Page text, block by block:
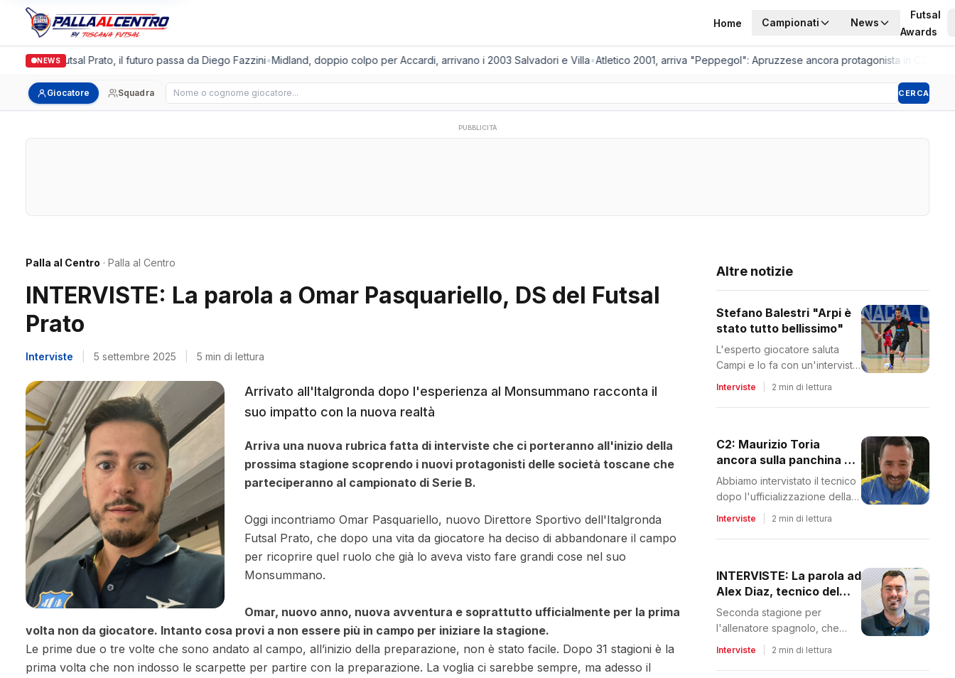
Home Campionati News
Futsal
Awards
NEWSFutsal Prato, il futuro passa da Diego Fazzini•Midland, doppio colpo per Accardi, arrivano i 2003 Salvadori e Villa•Atletico 2001, arriva "Peppegol": Apruzzese ancora protagonista in C2
Giocatore Squadra Cerca giocatore CERCA
PUBBLICITÀ
Palla al Centro · Palla al Centro
INTERVISTE: La parola a Omar Pasquariello, DS del Futsal
Prato
Interviste 5 settembre 2025 5 min di lettura
Arrivato all'Italgronda dopo l'esperienza al Monsummano racconta il
suo impatto con la nuova realtà
Arriva una nuova rubrica fatta di interviste che ci porteranno all'inizio della
prossima stagione scoprendo i nuovi protagonisti delle società toscane che
parteciperanno al campionato di Serie B.
Oggi incontriamo Omar Pasquariello, nuovo Direttore Sportivo dell'Italgronda
Futsal Prato, che dopo una vita da giocatore ha deciso di abbandonare il campo
per ricoprire quel ruolo che già lo aveva visto fare grandi cose nel suo
Monsummano.
Omar, nuovo anno, nuova avventura e soprattutto ufficialmente per la prima
volta non da giocatore. Intanto cosa provi a non essere più in campo per iniziare la stagione.
Le prime due o tre volte che sono andato al campo, all’inizio della preparazione, non è stato facile. Dopo 31 stagioni è la
prima volta che non indosso le scarpette per partire con la preparazione. La voglia ci sarebbe sempre, ma adesso il
Altre notizie
Stefano Balestri "Arpi è
stato tutto bellissimo"
L'esperto giocatore saluta
Campi e lo fa con un'intervista
a cuore aperto
Interviste 2 min di lettura
C2: Maurizio Toria
ancora sulla panchina del
Fiordaliso
Abbiamo intervistato il tecnico
dopo l'ufficializzazione della
Interviste 2 min di lettura
INTERVISTE: La parola ad
Alex Diaz, tecnico del
Livorno 9 Boca
Seconda stagione per
l'allenatore spagnolo, che
stavolta potrà iniziare fin dal
pre–campionato
Interviste 2 min di lettura